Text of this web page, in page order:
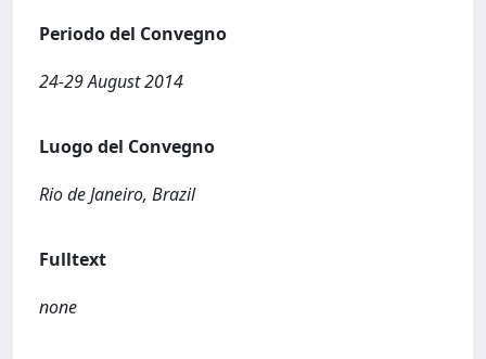
Periodo del Convegno
24-29 August 2014
Luogo del Convegno
Rio de Janeiro, Brazil
Fulltext
none